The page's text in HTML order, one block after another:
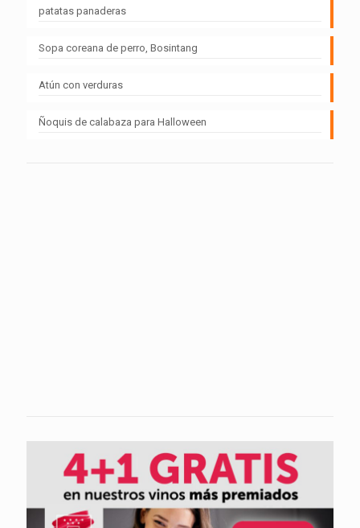
patatas panaderas
Sopa coreana de perro, Bosintang
Atún con verduras
Ñoquis de calabaza para Halloween